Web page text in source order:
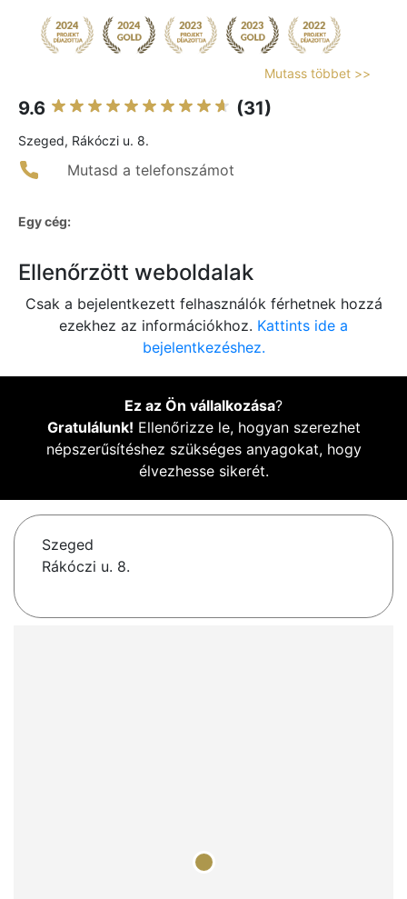
Mutass többet >>
9.6 (31)
Szeged, Rákóczi u. 8.
Mutasd a telefonszámot
Egy cég:
Ellenőrzött weboldalak
Csak a bejelentkezett felhasználók férhetnek hozzá
ezekhez az információkhoz. Kattints ide a
bejelentkezéshez.
Ez az Ön vállalkozása?
Gratulálunk! Ellenőrizze le, hogyan szerezhet
népszerűsítéshez szükséges anyagokat, hogy
élvezhesse sikerét.
Szeged
Rákóczi u. 8.